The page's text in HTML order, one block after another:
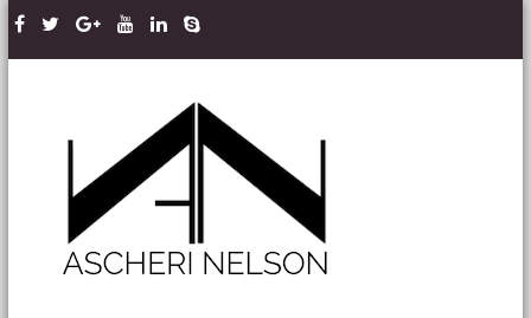
Skip to content